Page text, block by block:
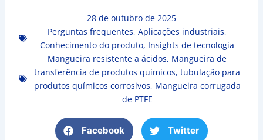
28 de outubro de 2025
Perguntas frequentes, Aplicações industriais,
Conhecimento do produto, Insights de tecnologia
Mangueira resistente a ácidos, Mangueira de
transferência de produtos químicos, tubulação para
produtos químicos corrosivos, Mangueira corrugada
de PTFE
Facebook Twitter